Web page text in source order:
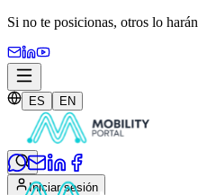
Si no te posicionas, otros lo harán
ES EN
Iniciar sesión